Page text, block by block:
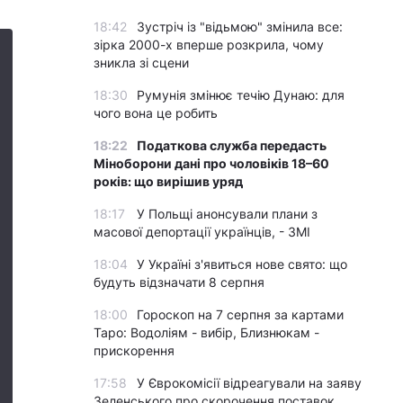
18:42
Зустріч із "відьмою" змінила все:
зірка 2000-х вперше розкрила, чому
зникла зі сцени
18:30
Румунія змінює течію Дунаю: для
чого вона це робить
18:22
Податкова служба передасть
Міноборони дані про чоловіків 18–60
років: що вирішив уряд
18:17
У Польщі анонсували плани з
масової депортації українців, - ЗМІ
18:04
У Україні з'явиться нове свято: що
будуть відзначати 8 серпня
18:00
Гороскоп на 7 серпня за картами
Таро: Водоліям - вибір, Близнюкам -
прискорення
17:58
У Єврокомісії відреагували на заяву